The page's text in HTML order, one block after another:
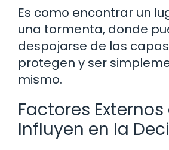
Es como encontrar un
una tormenta, donde
despojarse de las
protegen y ser
mismo.
Factores
Influyen en la